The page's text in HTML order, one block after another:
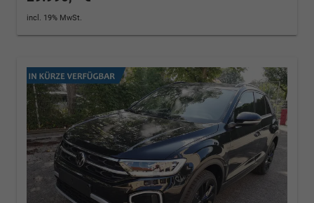
incl. 19% MwSt.